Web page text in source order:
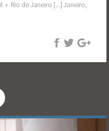
› Rio de Janeiro [...] Janeiro,